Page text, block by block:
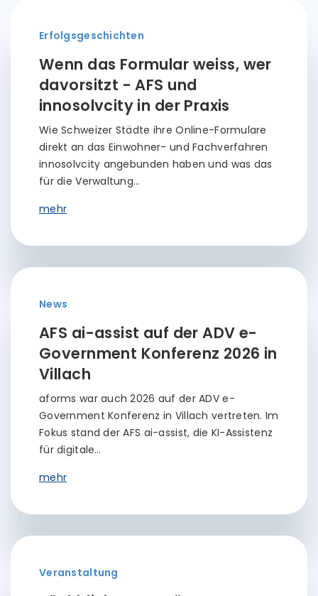
Erfolgsgeschichten
Wenn das Formular weiss, wer
davorsitzt - AFS und
innosolvcity in der Praxis
Wie Schweizer Städte ihre Online-Formulare
direkt an das Einwohner- und Fachverfahren
innosolvcity angebunden haben und was das
für die Verwaltung…
mehr
News
AFS ai-assist auf der ADV e-
Government Konferenz 2026 in
Villach
aforms war auch 2026 auf der ADV e-
Government Konferenz in Villach vertreten. Im
Fokus stand der AFS ai-assist, die KI-Assistenz
für digitale…
mehr
Veranstaltung